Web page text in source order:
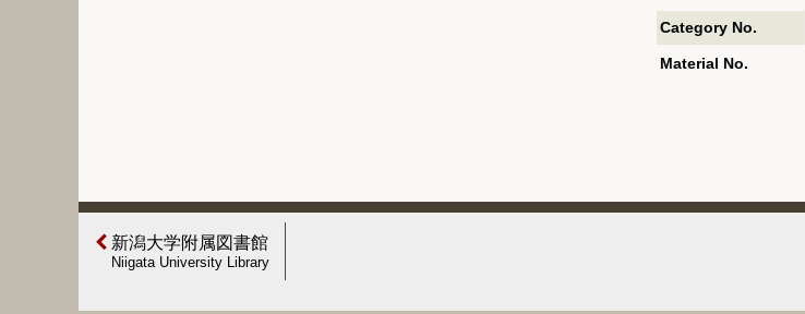
Category No.
Material No.
新潟大学附属図書館
Niigata University Library